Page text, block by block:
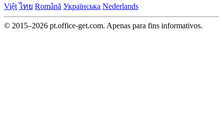
Việt ไทย Română Українська Nederlands
© 2015–2026 pt.office-get.com. Apenas para fins informativos.